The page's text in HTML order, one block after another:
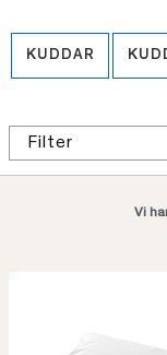
KUDDAR
Filter
Vi